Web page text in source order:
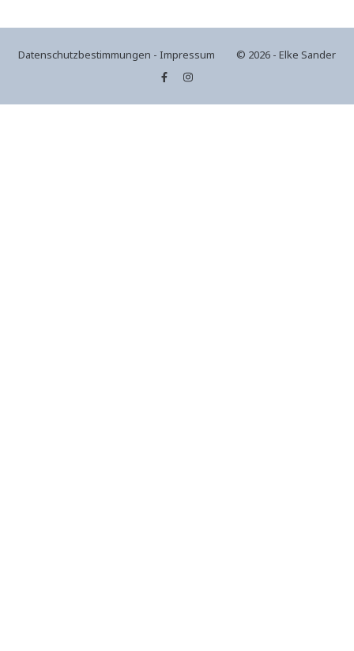
Datenschutzbestimmungen - Impressum © 2026 - Elke Sander